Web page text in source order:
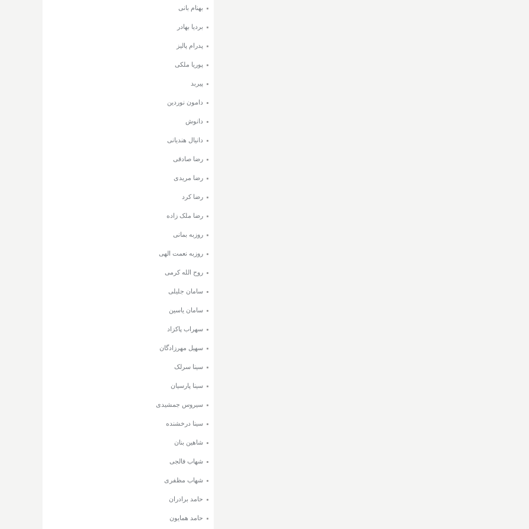
بهنام بانی
بردیا بهادر
پدرام پالیز
پوریا ملکی
پیربد
دامون نوردین
دانوش
دانیال هندیانی
رضا صادقی
رضا مریدی
رضا کرد
رضا ملک زاده
روزبه بمانی
روزبه نعمت الهی
روح الله کرمی
سامان جلیلی
سامان یاسین
سهراب پاکزاد
سهیل مهرزادگان
سینا سرلک
سینا پارسیان
سیروس جمشیدی
سینا درخشنده
شاهین بنان
شهاب فالجی
شهاب مظفری
حامد برادران
حامد همایون